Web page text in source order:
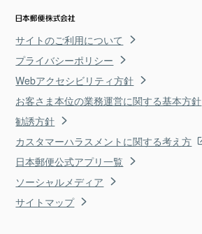
サイトのご利用について
プライバシーポリシー
Webアクセシビリティ方針
お客さま本位の業務運営に関する基本方針
勧誘方針
カスタマーハラスメントに関する考え方
日本郵便公式アプリ一覧
ソーシャルメディア
サイトマップ